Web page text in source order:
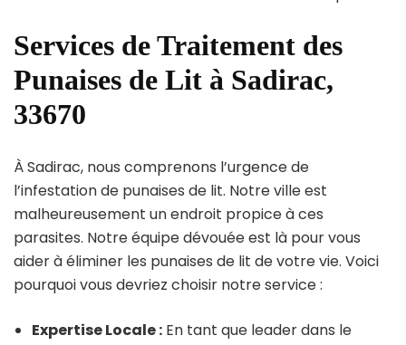
Services de Traitement des
Punaises de Lit à Sadirac,
33670
À Sadirac, nous comprenons l’urgence de
l’infestation de punaises de lit. Notre ville est
malheureusement un endroit propice à ces
parasites. Notre équipe dévouée est là pour vous
aider à éliminer les punaises de lit de votre vie. Voici
pourquoi vous devriez choisir notre service :
Expertise Locale : En tant que leader dans le